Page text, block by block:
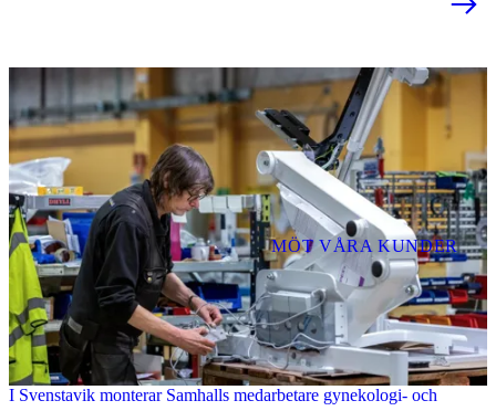
MÖT VÅRA KUNDER
Medicinteknik med precision – Samhall monterar stolar för vård i
världsklass
I Svenstavik monterar Samhalls medarbetare gynekologi- och